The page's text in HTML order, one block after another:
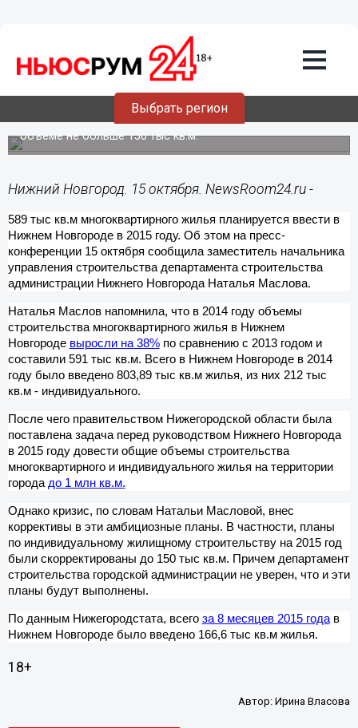
Выбрать регион
Менее 600 тыс кв.м многоквартирного
жилья планируется ввести в Нижнем
Новгороде в 2015 году
Строительство индивидуального жилья ожидается в
объеме не больше 150 тыс кв.м.
Нижний Новгород. 15 октября. NewsRoom24.ru -
589 тыс кв.м многоквартирного жилья планируется ввести в
Нижнем Новгороде в 2015 году. Об этом на пресс-
конференции 15 октября сообщила заместитель начальника
управления строительства департамента строительства
администрации Нижнего Новгорода Наталья Маслова.
Наталья Маслов напомнила, что в 2014 году объемы
строительства многоквартирного жилья в Нижнем
Новгороде выросли на 38%по сравнению с 2013 годом и
составили 591 тыс кв.м. Всего в Нижнем Новгороде в 2014
году было введено 803,89 тыс кв.м жилья, из них 212 тыс
кв.м - индивидуального.
После чего правительством Нижегородской области была
поставлена задача перед руководством Нижнего Новгорода
в 2015 году довести общие объемы строительства
многоквартирного и индивидуального жилья на территории
города до 1 млн кв.м.
Однако кризис, по словам Натальи Масловой, внес
коррективы в эти амбициозные планы. В частности, планы
по индивидуальному жилищному строительству на 2015 год
были скорректированы до 150 тыс кв.м. Причем департамент
строительства городской администрации не уверен, что и эти
планы будут выполнены.
По данным Нижегородстата, всего за 8 месяцев 2015 годав
Нижнем Новгороде было введено 166,6 тыс кв.м жилья.
18+
Автор:Ирина Власова